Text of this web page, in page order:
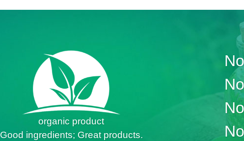
organic product
Good ingredients; Great products.